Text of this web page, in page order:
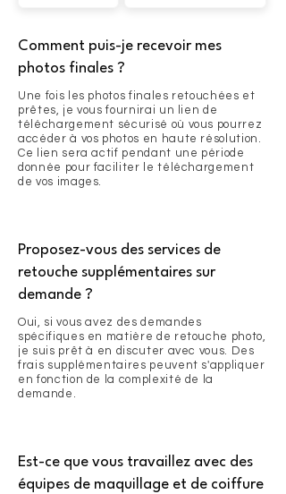
Comment puis-je recevoir mes
photos finales ?
Une fois les photos finales retouchées et
prêtes, je vous fournirai un lien de
téléchargement sécurisé où vous pourrez
accéder à vos photos en haute résolution.
Ce lien sera actif pendant une période
donnée pour faciliter le téléchargement
de vos images.
Proposez-vous des services de
retouche supplémentaires sur
demande ?
Oui, si vous avez des demandes
spécifiques en matière de retouche photo,
je suis prêt à en discuter avec vous. Des
frais supplémentaires peuvent s'appliquer
en fonction de la complexité de la
demande.
Est-ce que vous travaillez avec des
équipes de maquillage et de coiffure